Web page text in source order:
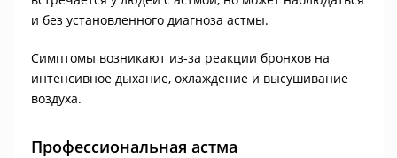
и без установленного диагноза астмы.
Симптомы возникают из-за реакции бронхов на
интенсивное дыхание, охлаждение и высушивание
воздуха.
Профессиональная астма